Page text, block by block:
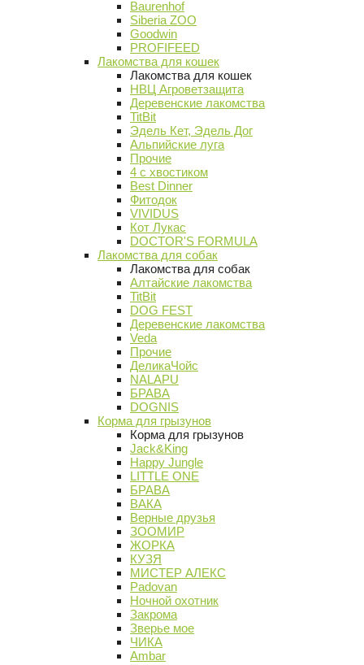
Baurenhof
Siberia ZOO
Goodwin
PROFIFEED
Лакомства для кошек
Лакомства для кошек
НВЦ Агроветзащита
Деревенские лакомства
TitBit
Эдель Кет, Эдель Дог
Альпийские луга
Прочие
4 с хвостиком
Best Dinner
Фитодок
VIVIDUS
Кот Лукас
DOCTOR'S FORMULA
Лакомства для собак
Лакомства для собак
Алтайские лакомства
TitBit
DOG FEST
Деревенские лакомства
Veda
Прочие
ДеликаЧойс
NALAPU
БРАВА
DOGNIS
Корма для грызунов
Корма для грызунов
Jack&King
Happy Jungle
LITTLE ONE
БРАВА
ВАКА
Верные друзья
ЗООМИР
ЖОРКА
КУЗЯ
МИСТЕР АЛЕКС
Padovan
Ночной охотник
Закрома
Зверье мое
ЧИКА
Ambar